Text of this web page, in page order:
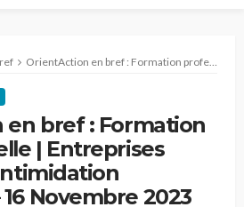
OrientAction en bref : Formation professionnelle | Entreprises collectives | Intimidation silencieuse – 16 Novembre 2023
bref : Formation
| Entreprises
Novembre 2023